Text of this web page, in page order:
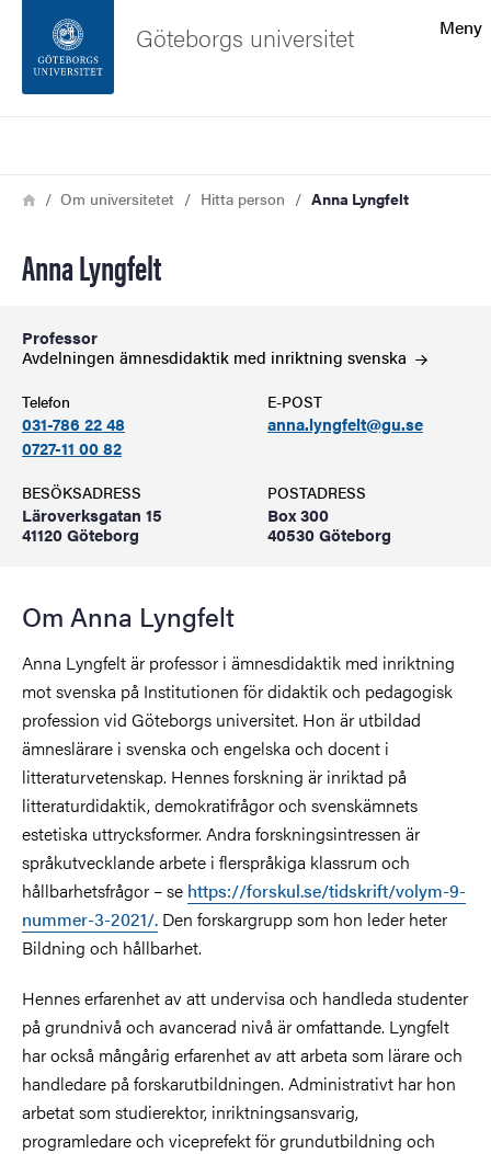
Sidfoten
Meny
Göteborgs universitet
Länkstig
HemOm universitetet Hitta person Anna Lyngfelt
Anna Lyngfelt
Professor
Avdelningen ämnesdidaktik med inriktning svenska
Telefon
031-786 22 48
0727-11 00 82
E-POST
anna.lyngfelt@gu.se
BESÖKSADRESS
Läroverksgatan 15
41120 Göteborg
POSTADRESS
Box 300
40530 Göteborg
Om Anna Lyngfelt
Anna Lyngfelt är professor i ämnesdidaktik med inriktning
mot svenska på Institutionen för didaktik och pedagogisk
profession vid Göteborgs universitet. Hon är utbildad
ämneslärare i svenska och engelska och docent i
litteraturvetenskap. Hennes forskning är inriktad på
litteraturdidaktik, demokratifrågor och svenskämnets
estetiska uttrycksformer. Andra forskningsintressen är
språkutvecklande arbete i flerspråkiga klassrum och
hållbarhetsfrågor – se https://forskul.se/tidskrift/volym-9-
nummer-3-2021/. Den forskargrupp som hon leder heter
Bildning och hållbarhet.
Hennes erfarenhet av att undervisa och handleda studenter
på grundnivå och avancerad nivå är omfattande. Lyngfelt
har också mångårig erfarenhet av att arbeta som lärare och
handledare på forskarutbildningen. Administrativt har hon
arbetat som studierektor, inriktningsansvarig,
programledare och viceprefekt för grundutbildning och